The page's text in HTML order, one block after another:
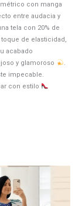
con manga
entre audacia y
tela con 20% de
de elasticidad,
acabado
y glamoroso
.
impecable.
con estilo